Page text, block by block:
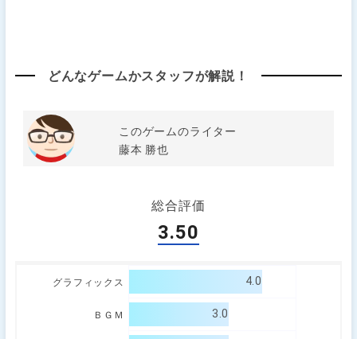
どんなゲームかスタッフが解説！
このゲームのライター
藤本 勝也
総合評価
3.50
グラフィックス 4.0
ＢＧＭ 3.0